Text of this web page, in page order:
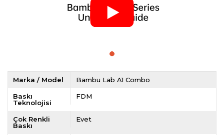
Marka / Model Bambu Lab A1 Combo
Baskı
Teknolojisi
FDM
Çok Renkli
Baskı
Evet